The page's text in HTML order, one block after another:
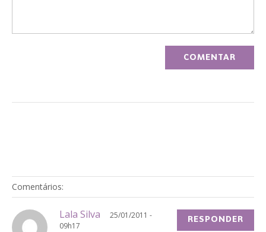
Comentários:
Lala Silva
25/01/2011 -
09h17
RESPONDER